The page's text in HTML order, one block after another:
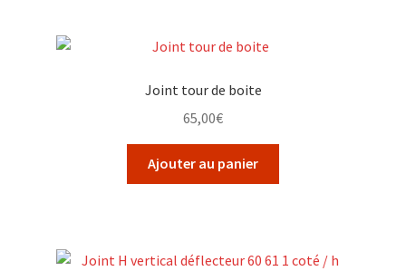
Joint tour de boite
65,00€
Ajouter au panier